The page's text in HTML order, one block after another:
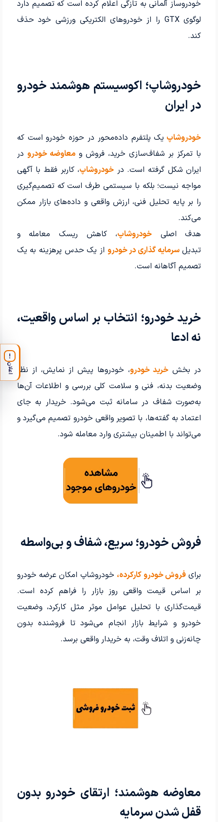
خودروساز آلمانی به تازگی اعلام کرده است که تصمیم دارد
لوگوی GTX را از خودروهای الکتریکی ورزشی خود حذف
کند.
خودروشاپ؛ اکوسیستم هوشمند خودرو
در ایران
خودروشاپ یک پلتفرم داده‌محور در حوزه خودرو است که
با تمرکز بر شفاف‌سازی خرید، فروش ومعاوضه خودرو در
ایران شکل گرفته است. در خودروشاپ، کاربر فقط با آگهی
مواجه نیست؛ بلکه با سیستمی طرف است که تصمیم‌گیری
را بر پایه تحلیل فنی، ارزش واقعی و داده‌های بازار ممکن
می‌کند.
هدف اصلی خودروشاپ، کاهش ریسک معامله و
تبدیلسرمایه گذاری در خودرو از یک حدس پرهزینه به یک
تصمیم آگاهانه است.
خرید خودرو؛ انتخاب بر اساس واقعیت،
نه ادعا
در بخش خرید خودرو، خودروها پیش از نمایش، از نظر
وضعیت بدنه، فنی و سلامت کلی بررسی و اطلاعات آن‌ها
به‌صورت شفاف در سامانه ثبت می‌شود. خریدار به جای
اعتماد به گفته‌ها، با تصویر واقعی خودرو تصمیم می‌گیرد و
می‌تواند با اطمینان بیشتری وارد معامله شود.
فروش خودرو؛ سریع، شفاف و بی‌واسطه
برایفروش خودرو کارکرده، خودروشاپ امکان عرضه خودرو
بر اساس قیمت واقعی روز بازار را فراهم کرده است.
قیمت‌گذاری با تحلیل عوامل موثر مثل کارکرد، وضعیت
خودرو و شرایط بازار انجام می‌شود تا فروشنده بدون
چانه‌زنی و اتلاف وقت، به خریدار واقعی برسد.
معاوضه هوشمند؛ ارتقای خودرو بدون
قفل شدن سرمایه
!
اعلان